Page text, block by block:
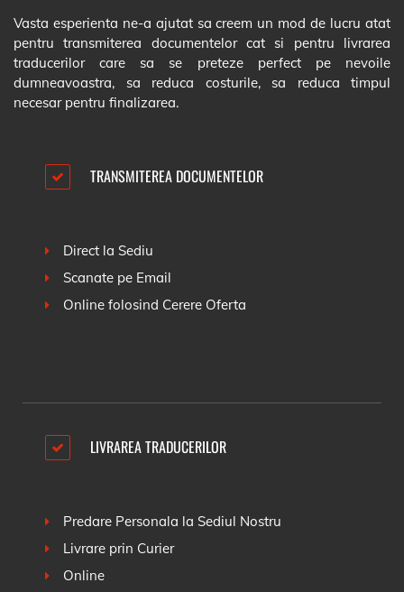
Vasta esperienta ne-a ajutat sa creem un mod de lucru atat
pentru transmiterea documentelor cat si pentru livrarea
traducerilor care sa se preteze perfect pe nevoile
dumneavoastra, sa reduca costurile, sa reduca timpul
necesar pentru finalizarea.
TRANSMITEREA DOCUMENTELOR
Direct la Sediu
Scanate pe Email
Online folosind Cerere Oferta
LIVRAREA TRADUCERILOR
Predare Personala la Sediul Nostru
Livrare prin Curier
Online